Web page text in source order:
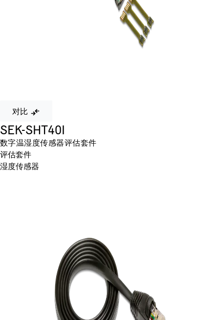
对比
SEK-SHT40I
数字温湿度传感器评估套件
评估套件
湿度传感器